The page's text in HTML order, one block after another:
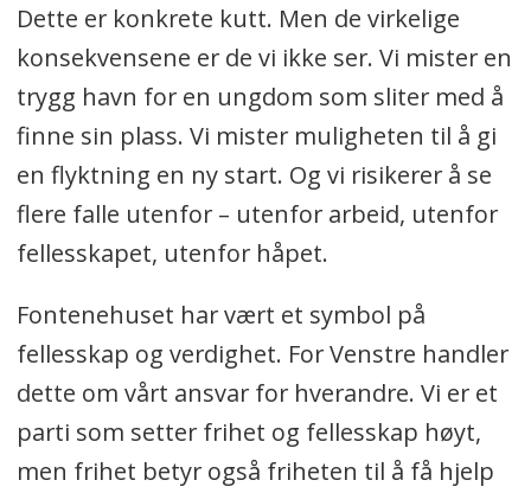
Dette er konkrete kutt. Men de virkelige
konsekvensene er de vi ikke ser. Vi mister en
trygg havn for en ungdom som sliter med å
finne sin plass. Vi mister muligheten til å gi
en flyktning en ny start. Og vi risikerer å se
flere falle utenfor – utenfor arbeid, utenfor
fellesskapet, utenfor håpet.
Fontenehuset har vært et symbol på
fellesskap og verdighet. For Venstre handler
dette om vårt ansvar for hverandre. Vi er et
parti som setter frihet og fellesskap høyt,
men frihet betyr også friheten til å få hjelp